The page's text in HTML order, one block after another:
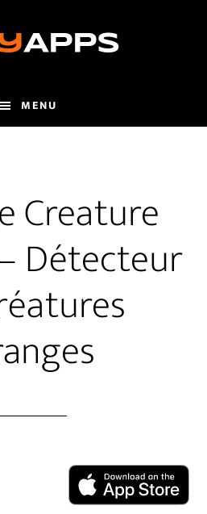
MENU
Creature
Détecteur